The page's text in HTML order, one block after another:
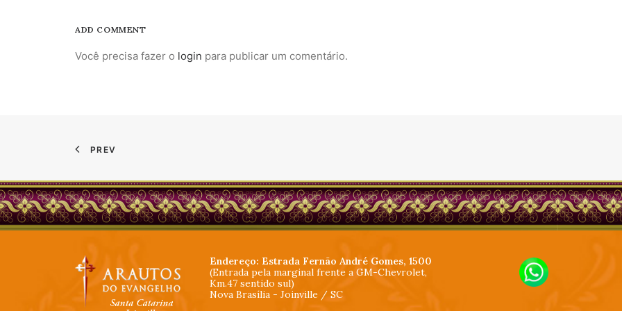
ADD COMMENT
Você precisa fazer o login para publicar um comentário.
PREV
Endereço: Estrada Fernão André Gomes, 1500
(Entrada pela marginal frente a GM-Chevrolet,
Km.47 sentido sul)
Nova Brasília - Joinville / SC